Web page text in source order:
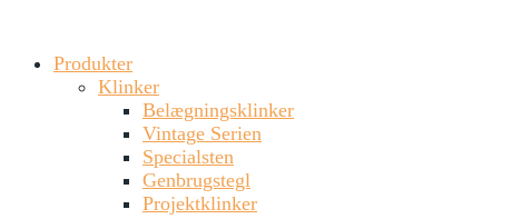
Produkter
Klinker
Belægningsklinker
Vintage Serien
Specialsten
Genbrugstegl
Projektklinker